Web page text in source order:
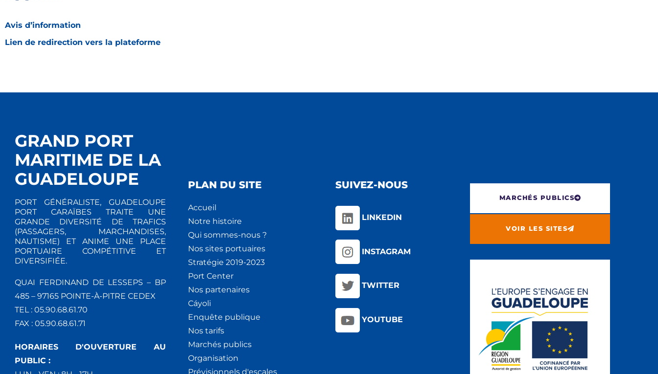
Avis d’information
Lien de redirection vers la plateforme
GRAND PORT
MARITIME DE LA
GUADELOUPE
PORT GÉNÉRALISTE, GUADELOUPE
PORT CARAÏBES TRAITE UNE
GRANDE DIVERSITÉ DE TRAFICS
(PASSAGERS, MARCHANDISES,
NAUTISME) ET ANIME UNE PLACE
PORTUAIRE COMPÉTITIVE ET
DIVERSIFIÉE.
QUAI FERDINAND DE LESSEPS – BP
485 – 97165 POINTE-À-PITRE CEDEX
TEL : 05.90.68.61.70
FAX : 05.90.68.61.71
HORAIRES D'OUVERTURE AU
PUBLIC :
PLAN DU SITE
Accueil
Notre histoire
Qui sommes-nous ?
Nos sites portuaires
Stratégie 2019-2023
Port Center
Nos partenaires
Cáyoli
Enquête publique
Nos tarifs
Marchés publics
Organisation
Prévisionnels d'escales
SUIVEZ-NOUS
LINKEDIN
INSTAGRAM
TWITTER
YOUTUBE
MARCHÉS PUBLICS
VOIR LES SITES